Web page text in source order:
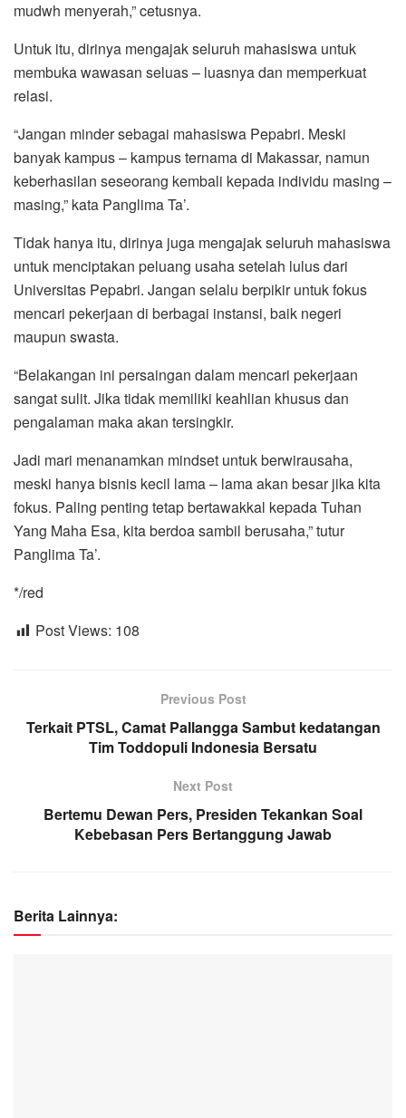
mudwh menyerah,” cetusnya.
Untuk itu, dirinya mengajak seluruh mahasiswa untuk
membuka wawasan seluas – luasnya dan memperkuat
relasi.
“Jangan minder sebagai mahasiswa Pepabri. Meski
banyak kampus – kampus ternama di Makassar, namun
keberhasilan seseorang kembali kepada individu masing –
masing,” kata Panglima Ta’.
Tidak hanya itu, dirinya juga mengajak seluruh mahasiswa
untuk menciptakan peluang usaha setelah lulus dari
Universitas Pepabri. Jangan selalu berpikir untuk fokus
mencari pekerjaan di berbagai instansi, baik negeri
maupun swasta.
“Belakangan ini persaingan dalam mencari pekerjaan
sangat sulit. Jika tidak memiliki keahlian khusus dan
pengalaman maka akan tersingkir.
Jadi mari menanamkan mindset untuk berwirausaha,
meski hanya bisnis kecil lama – lama akan besar jika kita
fokus. Paling penting tetap bertawakkal kepada Tuhan
Yang Maha Esa, kita berdoa sambil berusaha,” tutur
Panglima Ta’.
*/red
Post Views: 108
Previous Post
Terkait PTSL, Camat Pallangga Sambut kedatangan
Tim Toddopuli Indonesia Bersatu
Next Post
Bertemu Dewan Pers, Presiden Tekankan Soal
Kebebasan Pers Bertanggung Jawab
Berita Lainnya: